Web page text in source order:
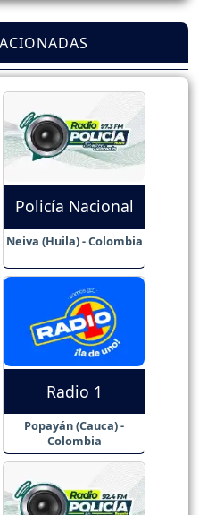
Policía Nacional
Neiva (Huila) - Colombia
Radio 1
Popayán (Cauca) -
Colombia